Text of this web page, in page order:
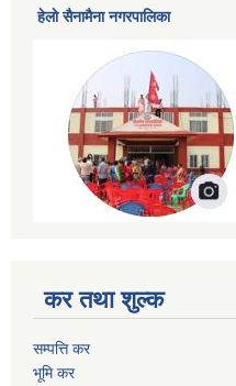
हेलाे सैनामैना नगरपालिका
कर तथा शुल्क
सम्पत्ति कर
भूमि कर